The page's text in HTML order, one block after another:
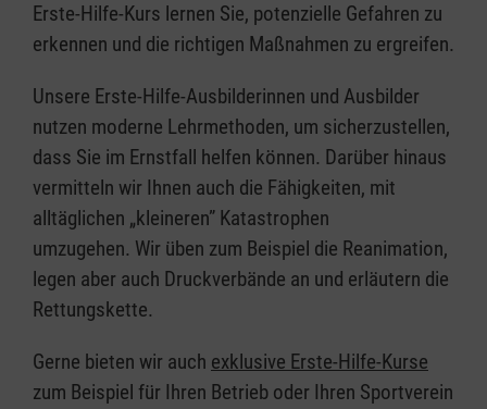
Erste-Hilfe-Kurs lernen Sie, potenzielle Gefahren zu
erkennen und die richtigen Maßnahmen zu ergreifen.
Unsere Erste-Hilfe-Ausbilderinnen und Ausbilder
nutzen moderne Lehrmethoden, um sicherzustellen,
dass Sie im Ernstfall helfen können. Darüber hinaus
vermitteln wir Ihnen auch die Fähigkeiten, mit
alltäglichen „kleineren” Katastrophen
umzugehen. Wir üben zum Beispiel die Reanimation,
legen aber auch Druckverbände an und erläutern die
Rettungskette.
Gerne bieten wir auch exklusive Erste-Hilfe-Kurse
zum Beispiel für Ihren Betrieb oder Ihren Sportverein